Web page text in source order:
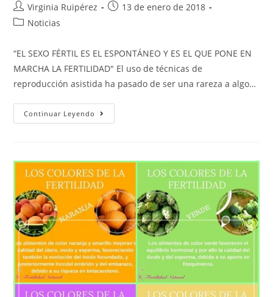
Virginia Ruipérez
13 de enero de 2018
Noticias
“EL SEXO FÉRTIL ES EL ESPONTÁNEO Y ES EL QUE PONE EN
MARCHA LA FERTILIDAD" El uso de técnicas de
reproducción asistida ha pasado de ser una rareza a algo…
Continuar Leyendo